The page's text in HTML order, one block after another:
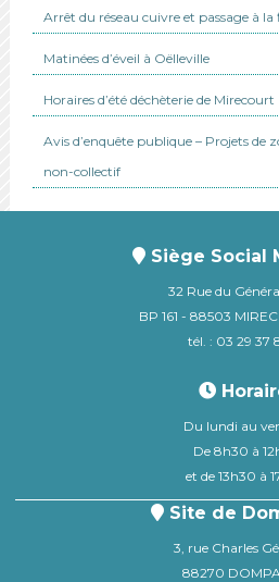
Arrêt du réseau cuivre et passage à la
Matinées d’éveil à Oëlleville
Horaires d’été déchèterie de Mirecourt
Avis d’enquête publique – Projets de
non-collectif
Siège Social
32 Rue du
BP 161 - 88503
tél. : 03 29 37
Du lundi au
De 8h30 à
et de 13h30 à
Site de
3, rue Charles
88270